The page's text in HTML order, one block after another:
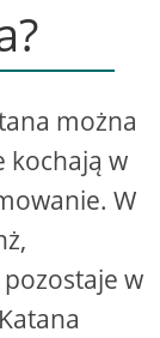
można
kochają w
W
w